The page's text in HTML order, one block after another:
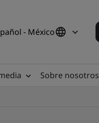
- México
Sobre nosotros